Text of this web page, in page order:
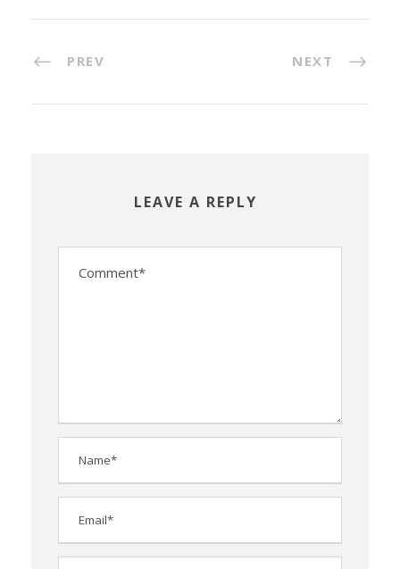
PREV NEXT
LEAVE A REPLY